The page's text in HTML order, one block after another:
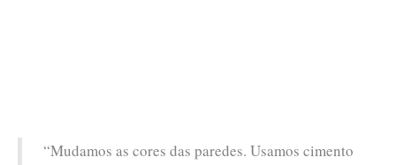
“Mudamos as cores das paredes. Usamos cimento